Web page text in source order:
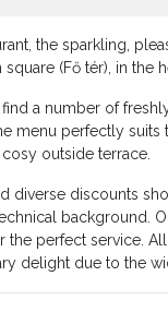
the sparkling,
(Fő tér), in the
a number of
menu perfectly suits
outside terrace.
diverse discounts
background.
the perfect service.
delight due to the